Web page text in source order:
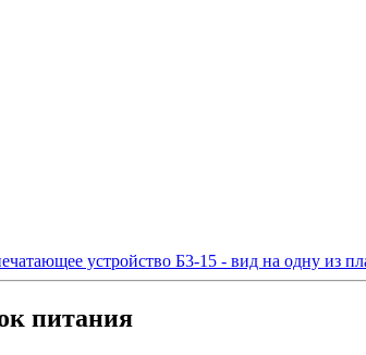
устройство Б3-15 - вид на одну из
питания